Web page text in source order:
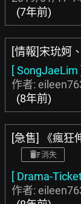
(7年前)
[情報]宋玧妸
[ SongJaeLim ]
作者:
(8年前)
[急售] 《瘋狂
消失
[ Drama-
作者: